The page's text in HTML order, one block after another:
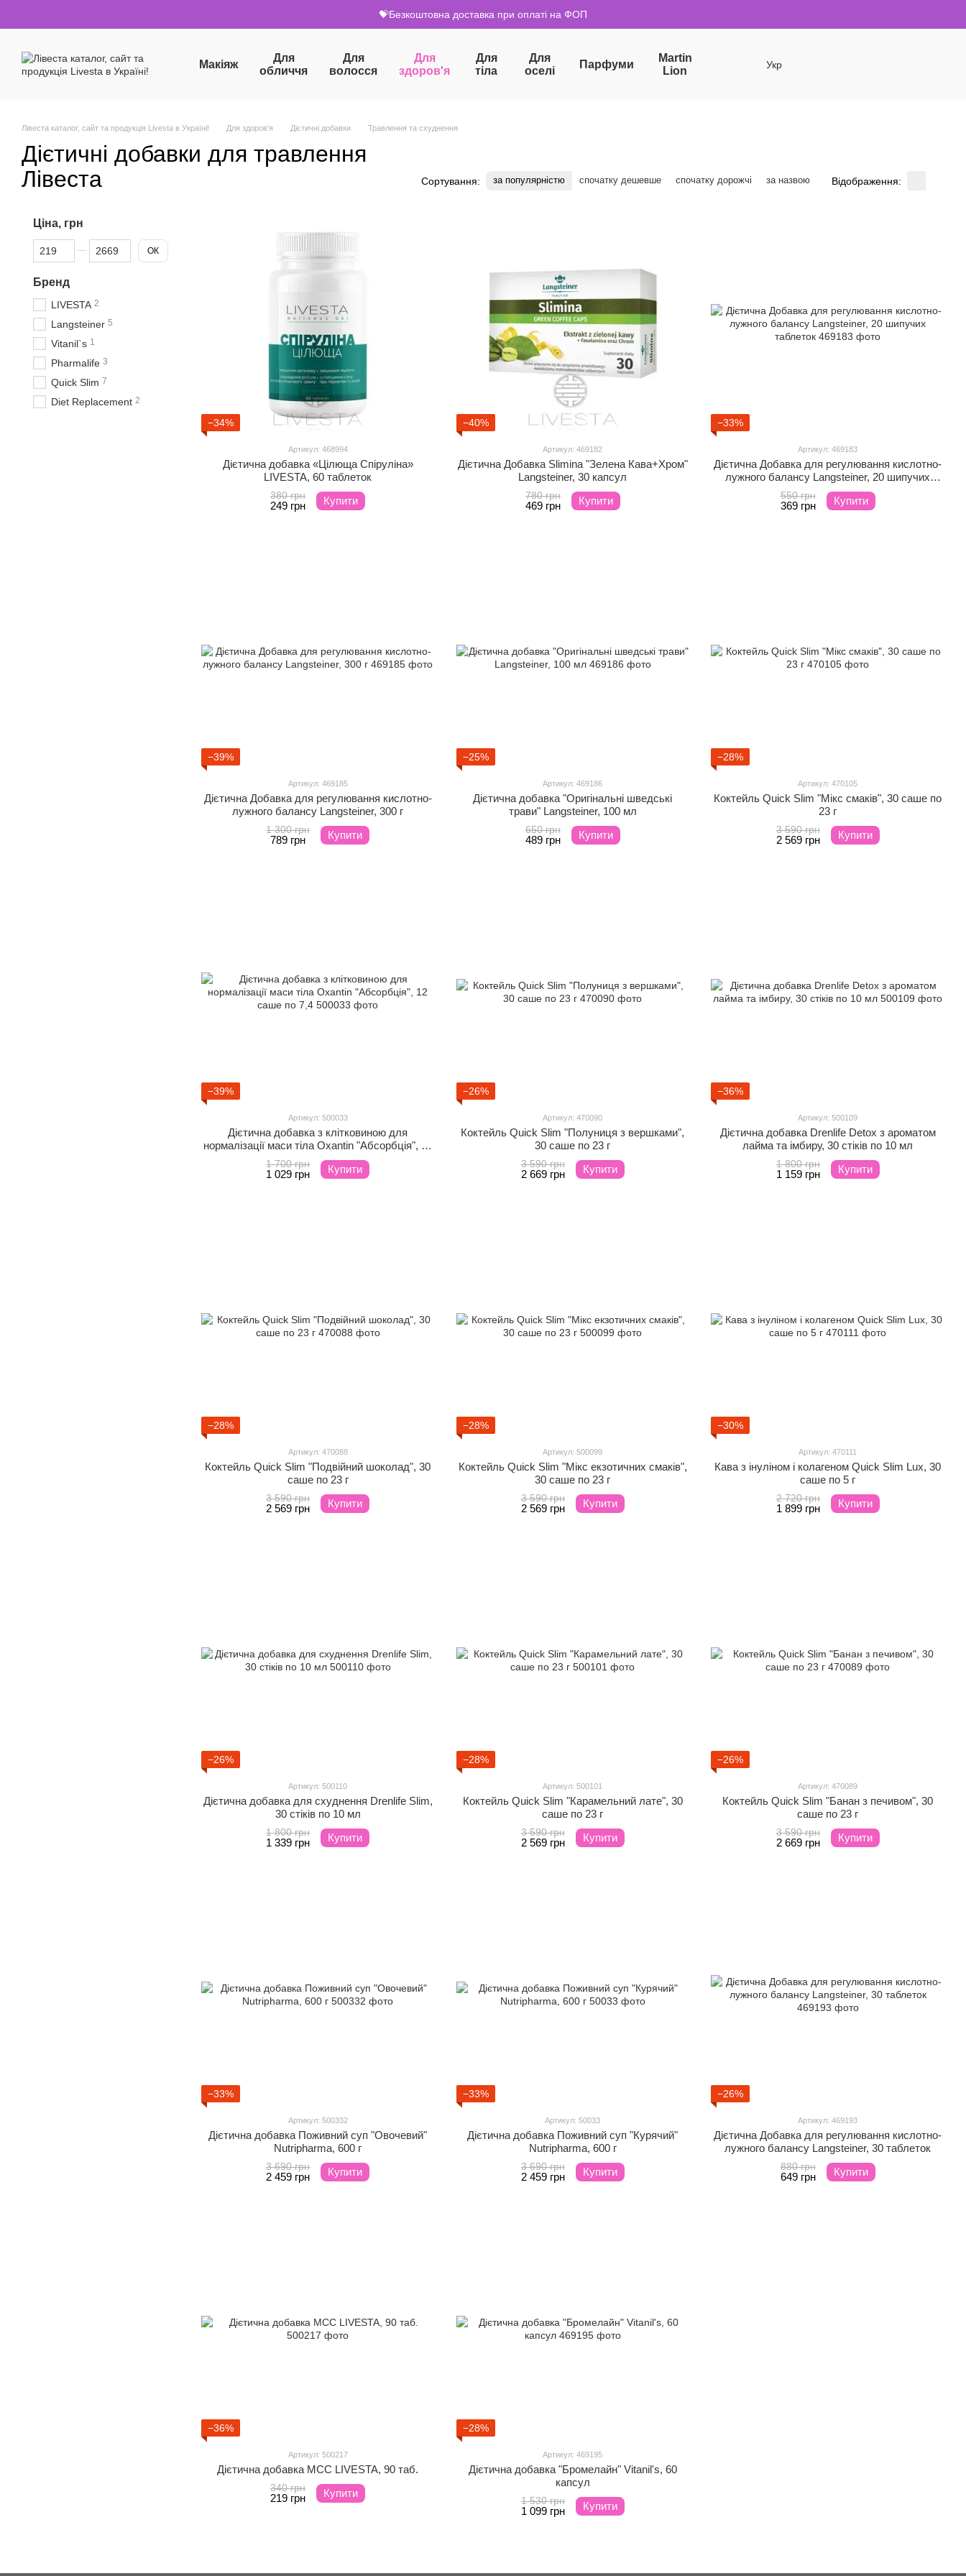
💝Безкоштовна доставка при оплаті на ФОП
Макіяж
Для
обличчя
Для
волосся
Для
здоров'я
Для
тіла
Для
оселі
Парфуми
Martin
Lion
Укр
Лівеста каталог, сайт та продукція Livesta в Україні! Для здоров'я Дієтичні добавки Травлення та схуднення
Дієтичні добавки для травлення
Лівеста
Сортування: за популярністю спочатку дешевше спочатку дорожчі за назвою Відображення:
−34%
Артикул: 468994
Дієтична добавка «Цілюща Спіруліна»
LIVESTA, 60 таблеток
380 грн
249 грн Купити
−40%
Артикул: 469182
Дієтична Добавка Slimina "Зелена Кава+Хром"
Langsteiner, 30 капсул
780 грн
469 грн Купити
−33%
Артикул: 469183
Дієтична Добавка для регулювання кислотно-
лужного балансу Langsteiner, 20 шипучих
таблеток
550 грн
369 грн Купити
−39%
Артикул: 469185
Дієтична Добавка для регулювання кислотно-
лужного балансу Langsteiner, 300 г
1 300 грн
789 грн Купити
−25%
Артикул: 469186
Дієтична добавка "Оригінальні шведські
трави" Langsteiner, 100 мл
650 грн
489 грн Купити
−28%
Артикул: 470105
Коктейль Quick Slim "Мікс смаків", 30 саше по
23 г
3 590 грн
2 569 грн Купити
−39%
Артикул: 500033
Дієтична добавка з клітковиною для
нормалізації маси тіла Oxantin "Абсорбція", 12
саше по 7,4
1 700 грн
1 029 грн Купити
−26%
Артикул: 470090
Коктейль Quick Slim "Полуниця з вершками",
30 саше по 23 г
3 590 грн
2 669 грн Купити
−36%
Артикул: 500109
Дієтична добавка Drenlife Detox з ароматом
лайма та імбиру, 30 стіків по 10 мл
1 800 грн
1 159 грн Купити
−28%
Артикул: 470088
Коктейль Quick Slim "Подвійний шоколад", 30
саше по 23 г
3 590 грн
2 569 грн Купити
−28%
Артикул: 500099
Коктейль Quick Slim "Мікс екзотичних смаків",
30 саше по 23 г
3 590 грн
2 569 грн Купити
−30%
Артикул: 470111
Кава з інуліном і колагеном Quick Slim Lux, 30
саше по 5 г
2 720 грн
1 899 грн Купити
−26%
Артикул: 500110
Дієтична добавка для схуднення Drenlife Slim,
30 стіків по 10 мл
1 800 грн
1 339 грн Купити
−28%
Артикул: 500101
Коктейль Quick Slim "Карамельний лате", 30
саше по 23 г
3 590 грн
2 569 грн Купити
−26%
Артикул: 470089
Коктейль Quick Slim "Банан з печивом", 30
саше по 23 г
3 590 грн
2 669 грн Купити
−33%
Артикул: 500332
Дієтична добавка Поживний суп "Овочевий"
Nutripharma, 600 г
3 690 грн
2 459 грн Купити
−33%
Артикул: 50033
Дієтична добавка Поживний суп "Курячий"
Nutripharma, 600 г
3 690 грн
2 459 грн Купити
−26%
Артикул: 469193
Дієтична Добавка для регулювання кислотно-
лужного балансу Langsteiner, 30 таблеток
880 грн
649 грн Купити
−36%
Артикул: 500217
Дієтична добавка MCC LIVESTA, 90 таб.
340 грн
219 грн Купити
−28%
Артикул: 469195
Дієтична добавка "Бромелайн" Vitanil's, 60
капсул
1 530 грн
1 099 грн Купити
Ціна, грн
Від Ціна, грн
До Ціна, грн ОК
Бренд
LIVESTA 2
Langsteiner 5
Vitanil`s 1
Pharmalife 3
Quick Slim 7
Diet Replacement 2